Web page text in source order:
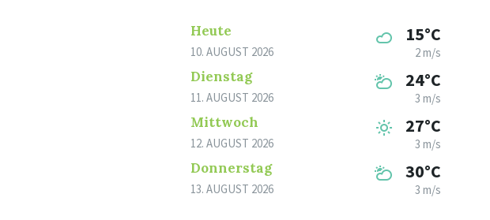
Heute
10. AUGUST 2026
15°C
2 m/s
Dienstag
11. AUGUST 2026
24°C
3 m/s
Mittwoch
12. AUGUST 2026
27°C
3 m/s
Donnerstag
13. AUGUST 2026
30°C
3 m/s